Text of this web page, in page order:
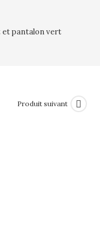
et pantalon vert
Produit suivant